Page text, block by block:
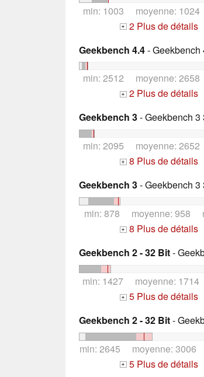
min: 1003 moyenne:
+ 2 Plus de détails
Geekbench 4.4- Geekbench
min: 2512 moyenne:
+ 2 Plus de détails
Geekbench 3- Geekbench
min: 2095 moyenne:
+ 8 Plus de détails
Geekbench 3- Geekbench
min: 878 moyenne: 958
+ 8 Plus de détails
Geekbench 2 - 32 Bit-
min: 1427 moyenne:
+ 5 Plus de détails
Geekbench 2 - 32 Bit-
min: 2645 moyenne: 3006
+ 5 Plus de détails